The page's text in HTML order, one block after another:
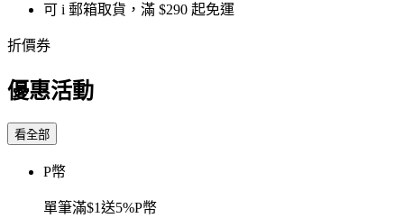
可 i 郵箱取貨，滿 $290 起免運
折價券
優惠活動
看全部
P幣
單筆滿$1送5%P幣